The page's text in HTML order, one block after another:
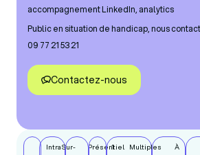
accompagnement LinkedIn, analytics
Public en situation de handicap, nous
09 77 21 53 21
Contactez-nous
IntraSur-
Présentiel
1
Multiples
À